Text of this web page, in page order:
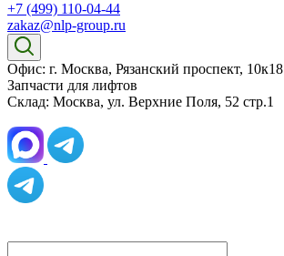
+7 (499) 110-04-44
zakaz@nlp-group.ru
Офис: г. Москва, Рязанский проспект, 10к18
Запчасти для лифтов
Склад: Москва, ул. Верхние Поля, 52 стр.1